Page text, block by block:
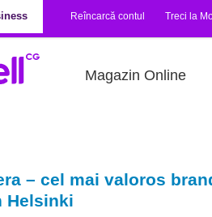
Reîncarcă contul Treci la
Magazin Online
– cel mai valoros
Helsinki